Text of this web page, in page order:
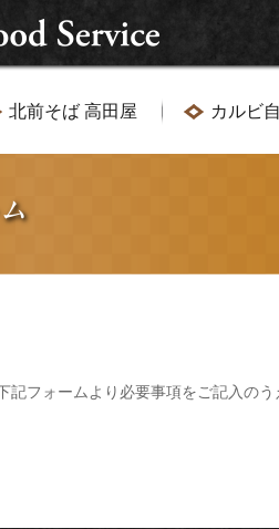
北前そば 高田屋 カルビ
記フォームより必要事項をご記入の